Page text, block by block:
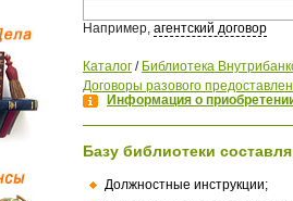
Например, агентский договор
Каталог / Библиотека
Договоры разового
Информация о
Базу библиотеки
Должностные инструкции;